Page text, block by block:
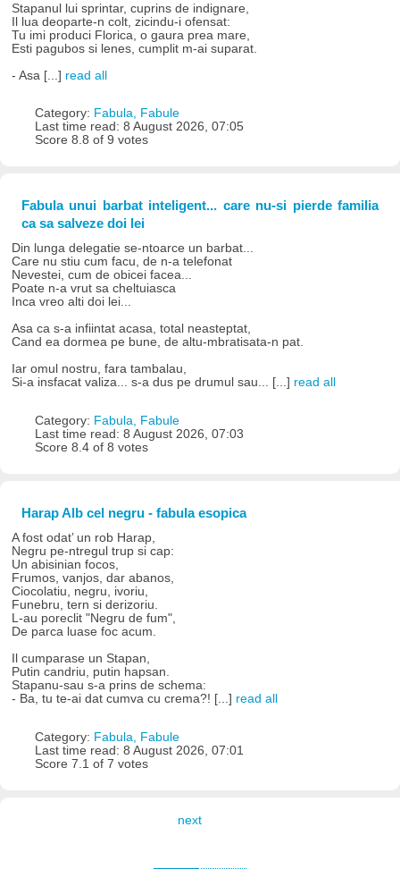
Stapanul lui sprintar, cuprins de indignare,
Il lua deoparte-n colt, zicindu-i ofensat:
Tu imi produci Florica, o gaura prea mare,
Esti pagubos si lenes, cumplit m-ai suparat.
- Asa [...] read all
Category: Fabula, Fabule
Last time read: 8 August 2026, 07:05
Score 8.8 of 9 votes
Fabula unui barbat inteligent... care nu-si pierde familia
ca sa salveze doi lei
Din lunga delegatie se-ntoarce un barbat...
Care nu stiu cum facu, de n-a telefonat
Nevestei, cum de obicei facea...
Poate n-a vrut sa cheltuiasca
Inca vreo alti doi lei...
Asa ca s-a infiintat acasa, total neasteptat,
Cand ea dormea pe bune, de altu-mbratisata-n pat.
Iar omul nostru, fara tambalau,
Si-a insfacat valiza... s-a dus pe drumul sau... [...] read all
Category: Fabula, Fabule
Last time read: 8 August 2026, 07:03
Score 8.4 of 8 votes
Harap Alb cel negru - fabula esopica
A fost odat’ un rob Harap,
Negru pe-ntregul trup si cap:
Un abisinian focos,
Frumos, vanjos, dar abanos,
Ciocolatiu, negru, ivoriu,
Funebru, tern si derizoriu.
L-au poreclit "Negru de fum",
De parca luase foc acum.
Il cumparase un Stapan,
Putin candriu, putin hapsan.
Stapanu-sau s-a prins de schema:
- Ba, tu te-ai dat cumva cu crema?! [...] read all
Category: Fabula, Fabule
Last time read: 8 August 2026, 07:01
Score 7.1 of 7 votes
next